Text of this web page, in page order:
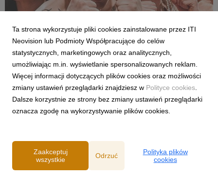
SPORT
Pełne walki półfinałowe „Projekt Fighter” już
w serwisie streamingowym CANAL+
29 lipca 2026
W serwisie streamingowym CANAL+ opublikowano dodatkowy,
bonusowy odcinek programu „Projekt Fighter”. Odpowiadając
na oczekiwania fanów MMA, CANAL+ udostępnił pełny
Ta strona wykorzystuje pliki cookies zainstalowane przez ITI
Neovision lub Podmioty Współpracujące do celów
statystycznych, marketingowych oraz analitycznych,
umożliwiając m.in. wyświetlanie spersonalizowanych reklam.
Więcej informacji dotyczących plików cookies oraz możliwości
zmiany ustawień przeglądarki znajdziesz w Polityce cookies
Dalsze korzystnie ze strony bez zmiany ustawień przeglądarki
oznacza zgodę na wykorzystywanie plików cookies.
Zaakceptuj
wszystkie
Odrzuć
Polityka plików
cookies